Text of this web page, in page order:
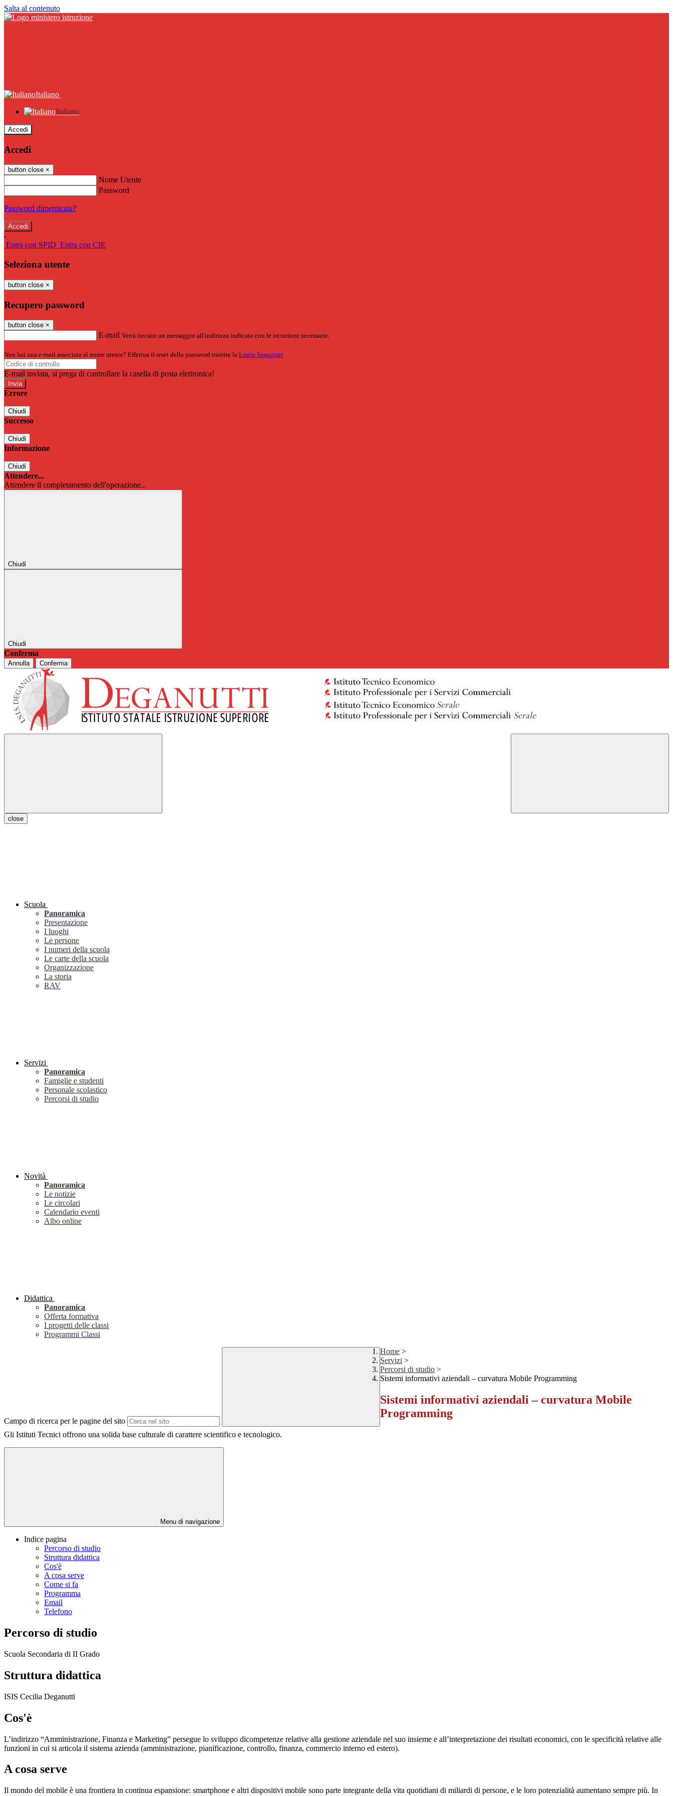
Salta al contenuto
Italiano
Italiano
Accedi
Accedi
button close ×
Nome Utente
Password
Password dimenticata?
-
Entra con SPID Entra con CIE
Seleziona utente
button close ×
Recupero password
button close ×
E-mail Verrà inviato un messaggio all'indirizzo indicato con le istruzioni necessarie.
Non hai una e-mail associata al nome utente? Effettua il reset della password tramite la Login Spaggiari
E-mail inviata, si prega di controllare la casella di posta elettronica!
Errore
Chiudi
Successo
Chiudi
Informazione
Chiudi
Attendere...
Attendere il completamento dell'operazione...
Chiudi
Chiudi
Conferma
Annulla Conferma
close
Scuola
Panoramica
Presentazione
I luoghi
Le persone
I numeri della scuola
Le carte della scuola
Organizzazione
La storia
RAV
Servizi
Panoramica
Famiglie e studenti
Personale scolastico
Percorsi di studio
Novità
Panoramica
Le notizie
Le circolari
Calendario eventi
Albo online
Didattica
Panoramica
Offerta formativa
I progetti delle classi
Programmi Classi
Campo di ricerca per le pagine del sito
Home >
Servizi >
Percorsi di studio >
Sistemi informativi aziendali – curvatura Mobile Programming
Sistemi informativi aziendali – curvatura Mobile
Programming
Gli Istituti Tecnici offrono una solida base culturale di carattere scientifico e tecnologico.
Menu di navigazione
Indice pagina
Percorso di studio
Struttura didattica
Cos'è
A cosa serve
Come si fa
Programma
Email
Telefono
Percorso di studio
Scuola Secondaria di II Grado
Struttura didattica
ISIS Cecilia Deganutti
Cos'è
L’indirizzo “Amministrazione, Finanza e Marketing” persegue lo sviluppo dicompetenze relative alla gestione aziendale nel suo insieme e all’interpretazione dei risultati economici, con le specificità relative alle
funzioni in cui si articola il sistema azienda (amministrazione, pianificazione, controllo, finanza, commercio interno ed estero).
A cosa serve
Il mondo del mobile è una frontiera in continua espansione: smartphone e altri dispositivi mobile sono parte integrante della vita quotidiani di miliardi di persone, e le loro potenzialità aumentano sempre più. In